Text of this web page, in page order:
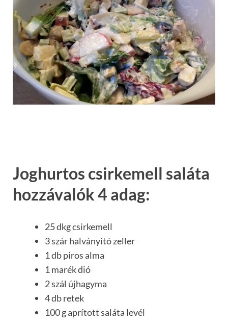
Joghurtos csirkemell saláta
hozzávalók 4 adag:
25 dkg csirkemell
3 szár halványító zeller
1 db piros alma
1 marék dió
2 szál újhagyma
4 db retek
100 g aprított saláta levél